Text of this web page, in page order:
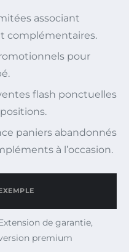
associant
complémentaires.
pour
flash ponctuelles
paniers abandonnés
à l’occasion.
de garantie,
premium